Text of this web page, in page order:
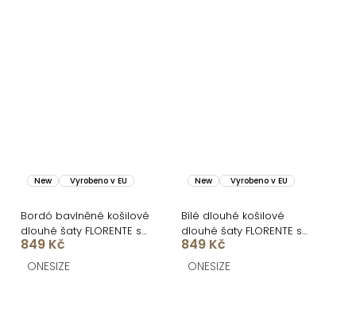
New Vyrobeno v EU
Bordó bavlněné košilové
dlouhé šaty FLORENTE s
páskem
849 Kč
ONESIZE
New Vyrobeno v EU
Bílé dlouhé košilové
dlouhé šaty FLORENTE s
páskem
849 Kč
ONESIZE